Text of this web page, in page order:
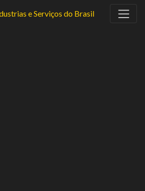
e Serviços do Brasil